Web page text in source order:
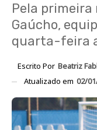
Pela primeira
Gaúcho,
quarta-feira
Escrito Por Beatriz
Atualizado em 02/